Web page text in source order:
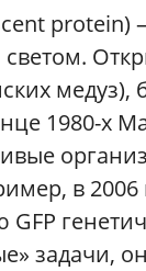
protein)
светом.
1980-х
в 2006
GFP
задачи,